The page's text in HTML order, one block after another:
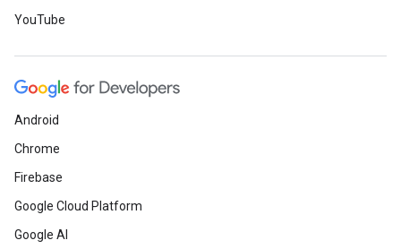
YouTube
Android
Chrome
Firebase
Google Cloud Platform
Google AI